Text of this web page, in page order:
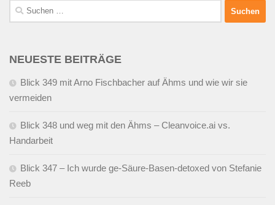
Suchen
nach:
NEUESTE BEITRÄGE
Blick 349 mit Arno Fischbacher auf Ähms und wie wir sie
vermeiden
Blick 348 und weg mit den Ähms – Cleanvoice.ai vs.
Handarbeit
Blick 347 – Ich wurde ge-Säure-Basen-detoxed von Stefanie
Reeb